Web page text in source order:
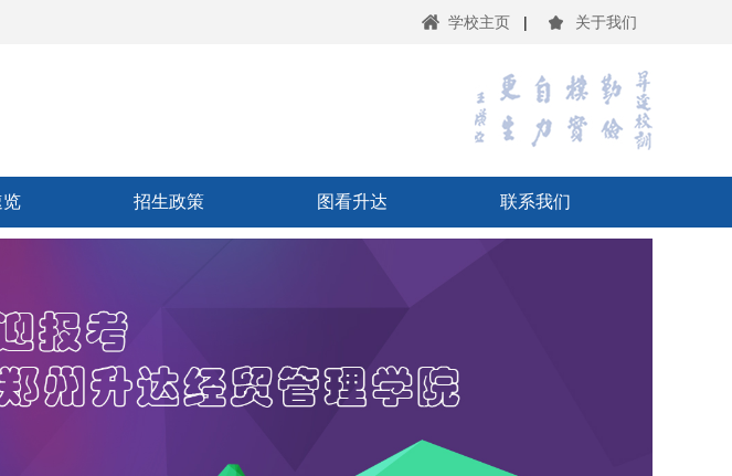
学校主页 | 关于我们
览 招生政策 图看升达 联系我们